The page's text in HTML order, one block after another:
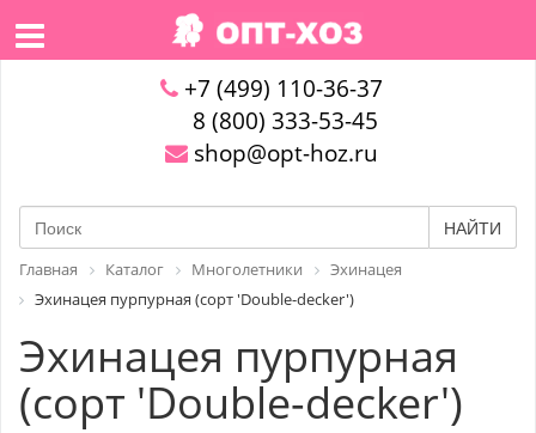
+7 (499) 110-36-37
8 (800) 333-53-45
shop@opt-hoz.ru
НАЙТИ
Главная Каталог Многолетники
Эхинацея
Эхинацея пурпурная (сорт 'Double-decker')
Эхинацея пурпурная
(сорт 'Double-decker')